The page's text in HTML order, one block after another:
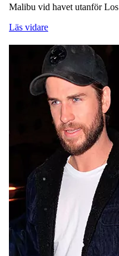
Malibu vid havet utanför
Läs vidare